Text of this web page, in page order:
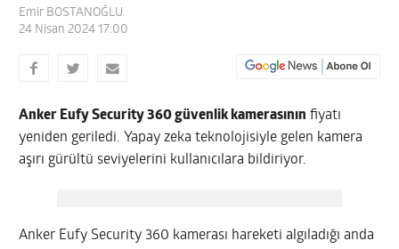
Emir BOSTANOĞLU
24 Nisan 2024 17:00
Anker Eufy Security 360 güvenlik kamerasının fiyatı
yeniden geriledi. Yapay zeka teknolojisiyle gelen kamera
aşırı gürültü seviyelerini kullanıcılara bildiriyor.
Anker Eufy Security 360 kamerası hareketi algıladığı anda